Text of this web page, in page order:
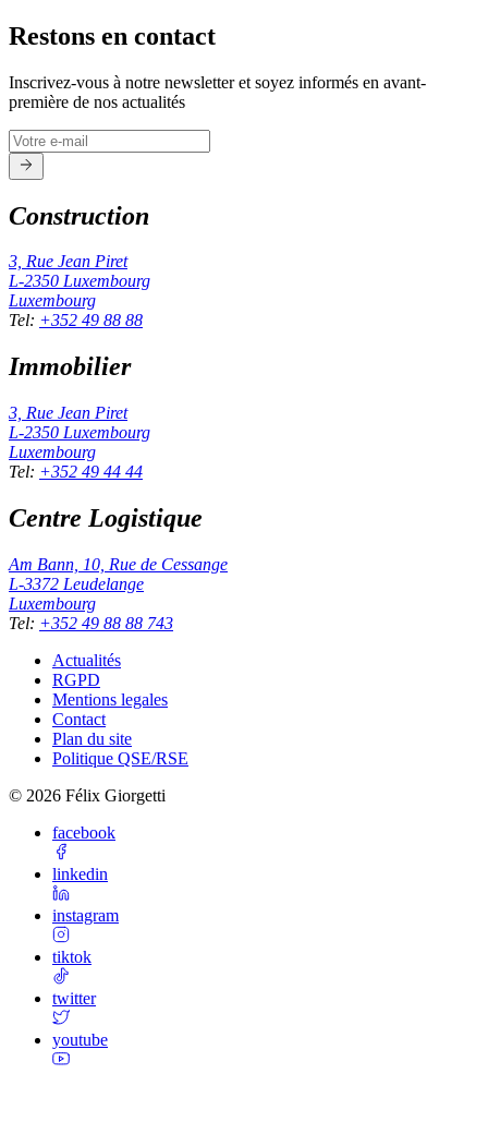
Restons en contact
Inscrivez-vous à notre newsletter et soyez informés en avant-
première de nos actualités
Construction
3, Rue Jean Piret
L-2350 Luxembourg
Luxembourg
Tel: +352 49 88 88
Immobilier
3, Rue Jean Piret
L-2350 Luxembourg
Luxembourg
Tel: +352 49 44 44
Centre Logistique
Am Bann, 10, Rue de Cessange
L-3372 Leudelange
Luxembourg
Tel: +352 49 88 88 743
Actualités
RGPD
Mentions legales
Contact
Plan du site
Politique QSE/RSE
© 2026 Félix Giorgetti
facebook
linkedin
instagram
tiktok
twitter
youtube